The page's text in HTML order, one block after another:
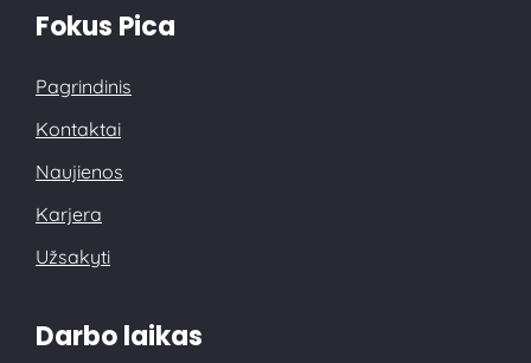
Fokus Pica
Pagrindinis
Kontaktai
Naujienos
Karjera
Užsakyti
Darbo laikas